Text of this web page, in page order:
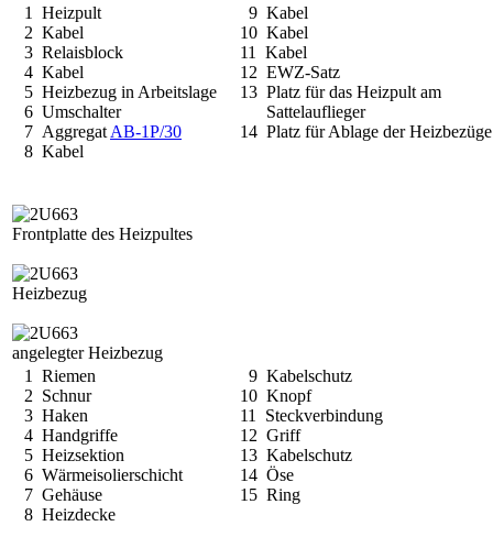
1 Heizpult
2 Kabel
3 Relaisblock
4 Kabel
5 Heizbezug in Arbeitslage
6 Umschalter
7 Aggregat AB-1P/30
8 Kabel
9 Kabel
10 Kabel
11 Kabel
12 EWZ-Satz
13 Platz für das Heizpult am
Sattelauflieger
14 Platz für Ablage der Heizbezüge
Frontplatte des Heizpultes
Heizbezug
angelegter Heizbezug
1 Riemen
2 Schnur
3 Haken
4 Handgriffe
5 Heizsektion
6 Wärmeisolierschicht
7 Gehäuse
8 Heizdecke
9 Kabelschutz
10 Knopf
11 Steckverbindung
12 Griff
13 Kabelschutz
14 Öse
15 Ring